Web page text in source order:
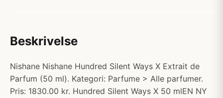
Beskrivelse
Nishane Nishane Hundred Silent Ways X Extrait de
Parfum (50 ml). Kategori: Parfume > Alle parfumer.
Pris: 1830.00 kr. Hundred Silent Ways X 50 mlEN NY